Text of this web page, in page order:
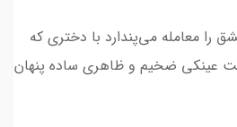
را معامله می‌پندارد با دختری که
عینکی ضخیم و ظاهری ساده پنهان